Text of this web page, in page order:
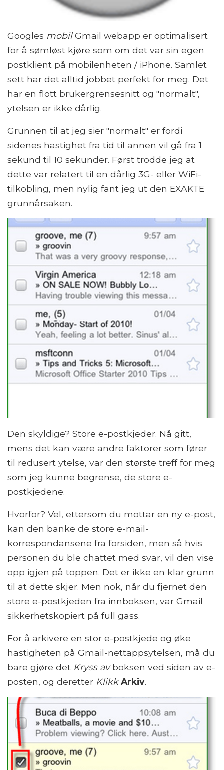
Googles mobilGmail webapp er optimalisert
for å sømløst kjøre som om det var sin egen
postklient på mobilenheten / iPhone. Samlet
sett har det alltid jobbet perfekt for meg. Det
har en flott brukergrensesnitt og "normalt",
ytelsen er ikke dårlig.
Grunnen til at jeg sier "normalt" er fordi
sidenes hastighet fra tid til annen vil gå fra 1
sekund til 10 sekunder. Først trodde jeg at
dette var relatert til en dårlig 3G- eller WiFi-
tilkobling, men nylig fant jeg ut den EXAKTE
grunnårsaken.
Den skyldige? Store e-postkjeder. Nå gitt,
mens det kan være andre faktorer som fører
til redusert ytelse, var den største treff for meg
som jeg kunne begrense, de store e-
postkjedene.
Hvorfor? Vel, ettersom du mottar en ny e-post,
kan den banke de store e-mail-
korrespondansene fra forsiden, men så hvis
personen du ble chattet med svar, vil den vise
opp igjen på toppen. Det er ikke en klar grunn
til at dette skjer. Men nok, når du fjernet den
store e-postkjeden fra innboksen, var Gmail
sikkerhetskopiert på full gass.
For å arkivere en stor e-postkjede og øke
hastigheten på Gmail-nettappsytelsen, må du
bare gjøre det Kryss avboksen ved siden av e-
posten, og deretter KlikkArkiv.